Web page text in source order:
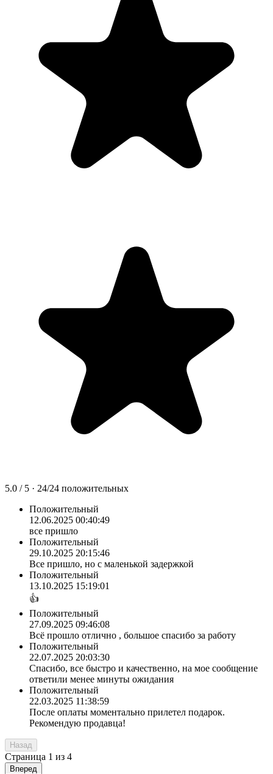
5.0 / 5 · 24/24 положительных
Положительный
12.06.2025 00:40:49
все пришло
Положительный
29.10.2025 20:15:46
Все пришло, но с маленькой задержкой
Положительный
13.10.2025 15:19:01
👍
Положительный
27.09.2025 09:46:08
Всё прошло отлично , большое спасибо за работу
Положительный
22.07.2025 20:03:30
Спасибо, все быстро и качественно, на мое сообщение
ответили менее минуты ожидания
Положительный
22.03.2025 11:38:59
После оплаты моментально прилетел подарок.
Рекомендую продавца!
Назад
Страница 1 из 4
Вперед